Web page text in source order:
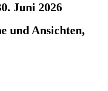
Juni 2026
und Ansichten,